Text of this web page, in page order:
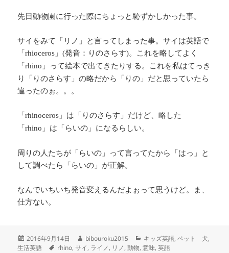
先日動物園に行った際にちょっと恥ずかしかった事。
サイをみて「リノ」と言ってしまった事。サイは英語で
「rhioceros 」(発音：りのさらす)。これを略してよく
「rhino 」って絵本で出てきたりする。これを私はてっき
り「りのさらす」の略だから「りの」だと思っていたら
違ったのぉ。。。
「rhinoceros 」は「りのさらす」だけど、略した
「rhino 」は「らいの」になるらしい。
周りの人たちが「らいの」って言ってたから「はっ」と
して調べたら「らいの」が正解。
なんでいちいち発音変えるんだよぉって思うけど。ま、
仕方ない。
投
稿
2016年9月14日
作
成
bibouroku2015
カ
テ
キッズ英語,ペット 犬,
生活英語
タ
rhino,サイ, ライノ, リノ,動物,意味,英語